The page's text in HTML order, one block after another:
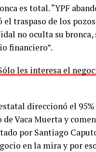
es total. “YPF
traspaso de los
no oculta su bronca,
financiero”.
les interesa el
direccionó el 95%
Vaca Muerta y
por Santiago
en la mira y por